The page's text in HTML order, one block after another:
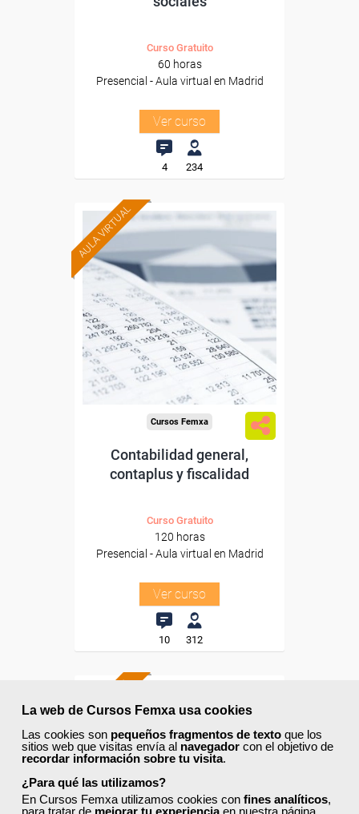
La web de Cursos Femxa usa cookies
Las cookies son pequeños fragmentos de texto que los
sitios web que visitas envía al navegador con el objetivo de
recordar información sobre tu visita.
¿Para qué las utilizamos?
En Cursos Femxa utilizamos cookies con fines analíticos,
para tratar de mejorar tu experiencia en nuestra página
Curso Gratuito
60 horas
Presencial - Aula virtual en Madrid
Ver curso
4 234
AULA VIRTUAL
Formación 100%
subvencionada.
Para desempleados,
trabajadores y autónomos
de Madrid.
Para todos los sectores.
Cursos Femxa
Contabilidad general,
contaplus y fiscalidad
Curso Gratuito
120 horas
Presencial - Aula virtual en Madrid
Ver curso
10 312
AULA VIRTUAL Formación 100%
subvencionada.
Para trabajadores y
autónomos de Madrid.